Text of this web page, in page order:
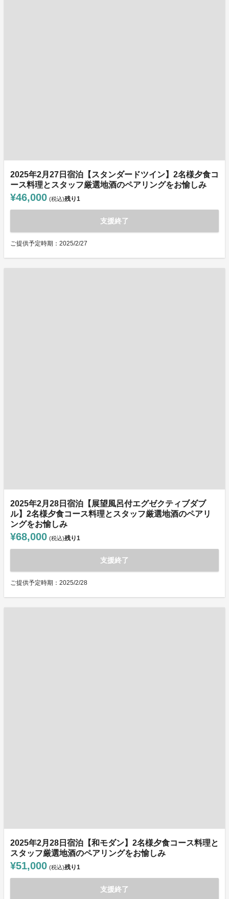
2025年2月27日宿泊【スタンダードツイン】2名様夕食コ
ース料理とスタッフ厳選地酒のペアリングをお愉しみ
¥46,000 (税込)残り1
支援終了
ご提供予定時期：2025/2/27
2025年2月28日宿泊【展望風呂付エグゼクティブダブ
ル】2名様夕食コース料理とスタッフ厳選地酒のペアリ
ングをお愉しみ
¥68,000 (税込)残り1
支援終了
ご提供予定時期：2025/2/28
2025年2月28日宿泊【和モダン】2名様夕食コース料理と
スタッフ厳選地酒のペアリングをお愉しみ
¥51,000 (税込)残り1
支援終了